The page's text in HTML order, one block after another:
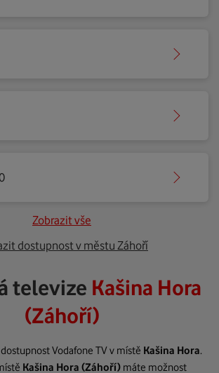
Zobrazit vše
dostupnost v městu Záhoří
televize Kašina Hora
(Záhoří)
Vodafone TV v místě Kašina Hora.
Kašina Hora (Záhoří) máte možnost